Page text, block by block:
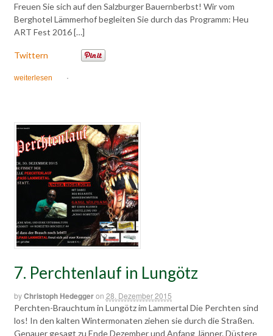
Freuen Sie sich auf den Salzburger Bauernberbst! Wir vom
Berghotel Lämmerhof begleiten Sie durch das Programm: Heu
ART Fest 2016 […]
Twittern
weiterlesen ·
7. Perchtenlauf in Lungötz
byChristoph Hedeggeron 28. Dezember 2015
Perchten-Brauchtum in Lungötz im Lammertal Die Perchten sind
los! In den kalten Wintermonaten ziehen sie durch die Straßen.
Genauer gesagt zu Ende Dezember und Anfang Jänner. Düstere